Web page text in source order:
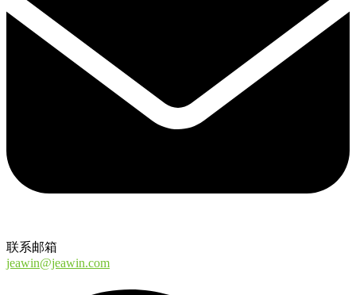
联系邮箱
jeawin@jeawin.com